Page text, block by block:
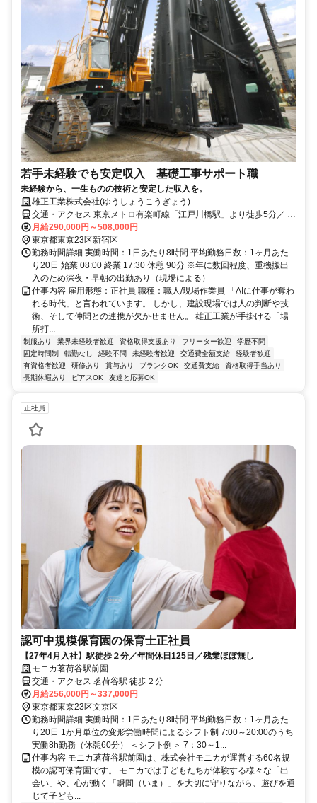
若手未経験でも安定収入 基礎工事サポート職
未経験から、一生ものの技術と安定した収入を。
雄正工業株式会社(ゆうしょうこうぎょう)
交通・アクセス 東京メトロ有楽町線「江戸川橋駅」より徒歩5分／ 東
京メトロ東西線「神楽坂駅」より徒歩10分
月給290,000円～508,000円
東京都東京23区新宿区
勤務時間詳細 実働時間：1日あたり8時間 平均勤務日数：1ヶ月あた
り20日 始業 08:00 終業 17:30 休憩 90分 ※年に数回程度、重機搬出
入のため深夜・早朝の出勤あり（現場による）
仕事内容 雇用形態：正社員 職種：職人/現場作業員 「AIに仕事が奪わ
れる時代」と言われています。 しかし、建設現場では人の判断や技
術、そして仲間との連携が欠かせません。 雄正工業が手掛ける「場
所打...
制服あり 業界未経験者歓迎 資格取得支援あり フリーター歓迎
学歴不問
固定時間制
転勤なし 経験不問 未経験者歓迎 交通費全額支給
経験者歓迎
有資格者歓迎
研修あり 賞与あり ブランクOK 交通費支給
資格取得手当あり
長期休暇あり
ピアスOK 友達と応募OK
正社員
認可中規模保育園の保育士正社員
【27年4月入社】駅徒歩２分／年間休日125日／残業ほぼ無し
モニカ茗荷谷駅前園
交通・アクセス 茗荷谷駅 徒歩２分
月給256,000円～337,000円
東京都東京23区文京区
勤務時間詳細 実働時間：1日あたり8時間 平均勤務日数：1ヶ月あた
り20日 1か月単位の変形労働時間によるシフト制 7:00～20:00のうち
実働8h勤務（休憩60分） ＜シフト例＞ 7：30～1...
仕事内容 モニカ茗荷谷駅前園は、株式会社モニカが運営する60名規
模の認可保育園です。 モニカでは子どもたちが体験する様々な「出
会い」や、心が動く「瞬間（いま）」を大切に守りながら、遊びを通
じて子ども...